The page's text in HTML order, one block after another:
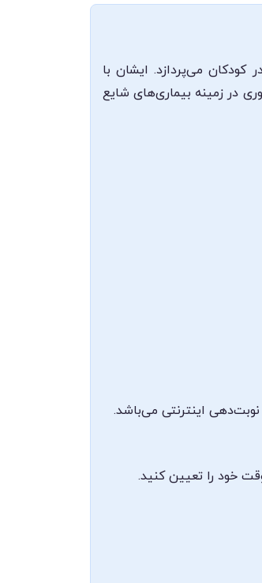
می‌پردازد. ایشان با
در زمینه بیماری‌های شایع
اینترنتی می‌باشد.
خود را تعیین کنید.